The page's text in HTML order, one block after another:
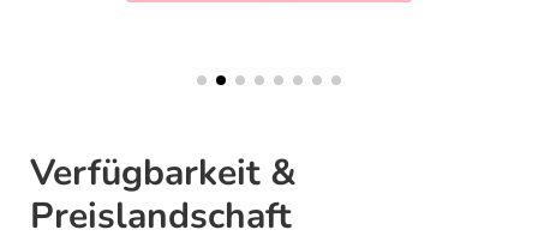
Verfügbarkeit &
Preislandschaft